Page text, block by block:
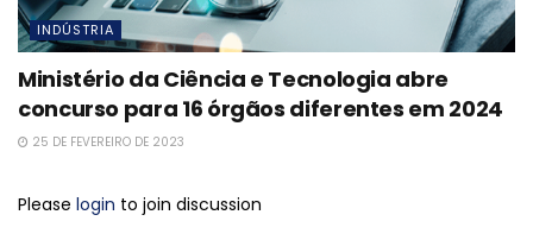
INDÚSTRIA
Ministério da Ciência e Tecnologia abre
concurso para 16 órgãos diferentes em 2024
25 DE FEVEREIRO DE 2023
Please login to join discussion